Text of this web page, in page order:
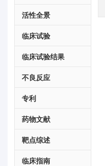
活性全景
临床试验
临床试验结果
不良反应
专利
药物文献
靶点综述
临床指南